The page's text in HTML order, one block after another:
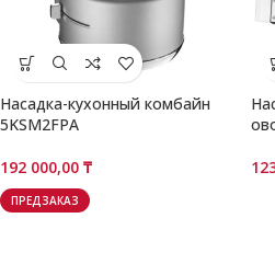
Насадка-кухонный комбайн
5KSM2FPA
192 000,00 ₸
ПРЕДЗАКАЗ